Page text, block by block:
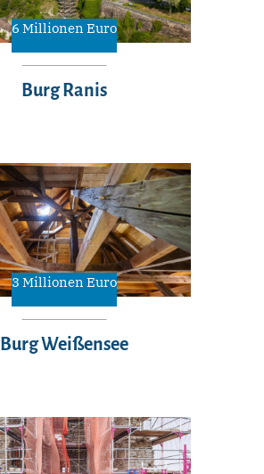
6 Millionen Euro
Burg Ranis
3 Millionen Euro
Burg Weißensee